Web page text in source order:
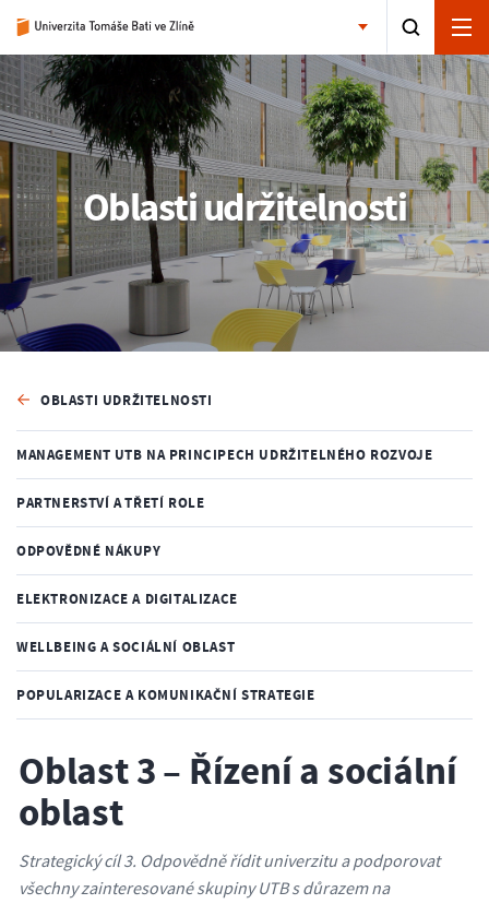
Oblasti udržitelnosti
OBLASTI UDRŽITELNOSTI
MANAGEMENT UTB NA PRINCIPECH UDRŽITELNÉHO ROZVOJE
PARTNERSTVÍ A TŘETÍ ROLE
ODPOVĚDNÉ NÁKUPY
ELEKTRONIZACE A DIGITALIZACE
WELLBEING A SOCIÁLNÍ OBLAST
POPULARIZACE A KOMUNIKAČNÍ STRATEGIE
Oblast 3 – Řízení a sociální
oblast
Strategický cíl 3. Odpovědně řídit univerzitu a podporovat
všechny zainteresované skupiny UTB s důrazem na